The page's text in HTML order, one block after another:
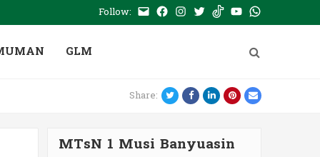
Follow: E- Facebook
Instagram
TwitterTiktokYoutubeWhatsApp
GLM
Share: TwitterFacebookLinkedIn
Pinterest
Email
MTsN 1 Musi Banyuasin